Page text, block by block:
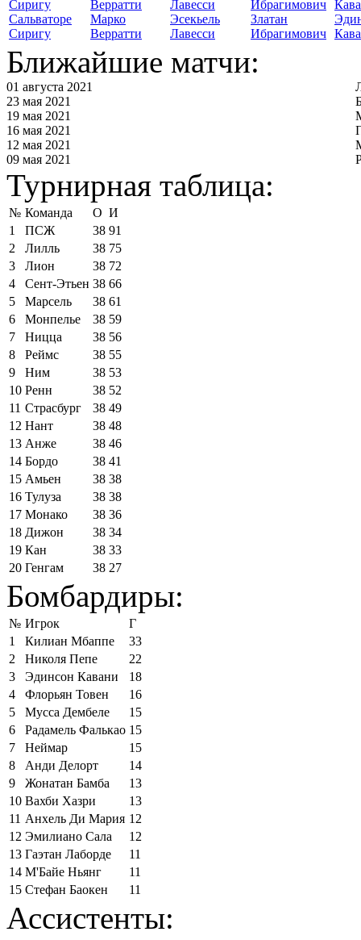
Сальваторе
Сиригу
Марко
Верратти
Эсекьель
Лавесси
Златан
Ибрагимович
Ближайшие матчи:
01 августа 2021
23 мая 2021
19 мая 2021
16 мая 2021
12 мая 2021
09 мая 2021
Турнирная таблица:
№ Команда О И
1
ПСЖ 38 91
2
Лилль 38 75
3
Лион 38 72
4
Сент-Этьен 38 66
5
Марсель 38 61
6
Монпелье 38 59
7
Ницца 38 56
8
Реймс 38 55
9
Ним 38 53
10 Ренн 38 52
11 Страсбург 38 49
12 Нант 38 48
13 Анже 38 46
14 Бордо 38 41
15 Амьен 38 38
16 Тулуза 38 38
17 Монако 38 36
18 Дижон 38 34
19 Кан 38 33
20 Генгам 38 27
Бомбардиры:
№ Игрок
Г
1
Килиан Мбаппе
33
2
Николя Пепе
22
3
Эдинсон Кавани
18
4
Флорьян Товен
16
5
Мусса Дембеле
15
6
Радамель Фалькао 15
7
Неймар
15
8
Анди Делорт
14
9
Жонатан Бамба
13
10 Вахби Хазри
13
11 Анхель Ди Мария 12
12 Эмилиано Сала
12
13 Гаэтан Лаборде
11
14 М'Байе Ньянг
11
15 Стефан Баокен 11
Ассистенты: